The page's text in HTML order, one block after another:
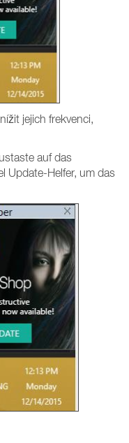
jejich frekvenci,
auf das
Update-Helfer, um das